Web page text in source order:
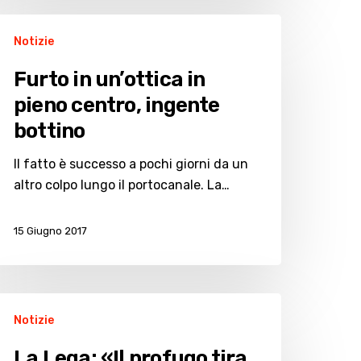
Notizie
Furto in un’ottica in
pieno centro, ingente
bottino
Il fatto è successo a pochi giorni da un
altro colpo lungo il portocanale. La…
15 Giugno 2017
Notizie